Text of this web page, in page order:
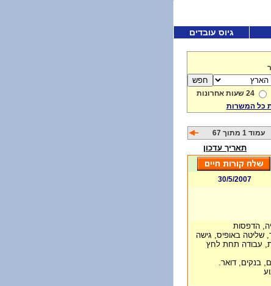
גיוס עובדים
24 שעות אחרונות
כל המשרות
עמוד 1 מתוך 67
תאריך עדכון
30/5/2007
הדפסות
שליטה באופיס, גישה
עבודה תחת לחץ
בנקים, דואר.